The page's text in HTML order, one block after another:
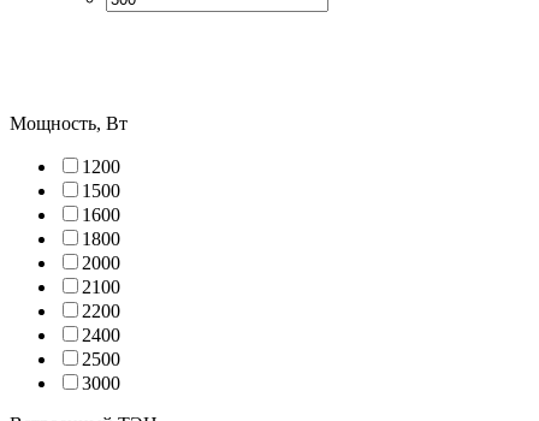
Мощность, Вт
1200
1500
1600
1800
2000
2100
2200
2400
2500
3000